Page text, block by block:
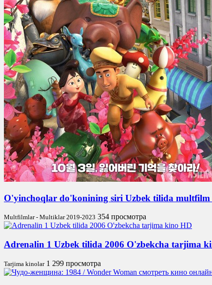
O'yinchoqlar do'konining siri Uzbek tilida
Multfilmlar - Multiklar 2019-2023 354 просмотра
Adrenalin 1 Uzbek tilida 2006 O'zbekcha tarjima
Tarjima kinolar 1 299 просмотра